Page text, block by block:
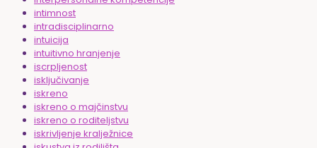
intimnost
intradisciplinarno
intuicija
intuitivno hranjenje
iscrpljenost
isključivanje
iskreno
iskreno o majčinstvu
iskreno o roditeljstvu
iskrivljenje kralježnice